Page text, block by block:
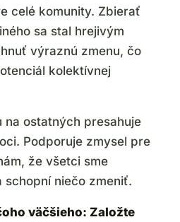
celé komunity. Zbierať
sa stal hrejivým
výraznú zmenu, čo
kolektívnej
ostatných presahuje
Podporuje zmysel pre
že všetci sme
schopní niečo zmeniť.
väčšieho: Založte